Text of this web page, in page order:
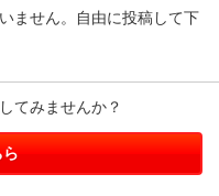
ません。自由に投稿して下
てみませんか？